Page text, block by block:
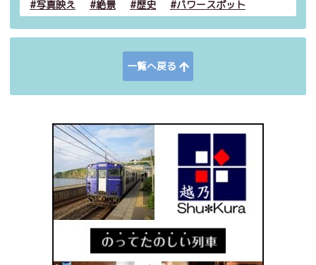
写真映え 絶景 歴史 パワースポット
一覧へ戻る